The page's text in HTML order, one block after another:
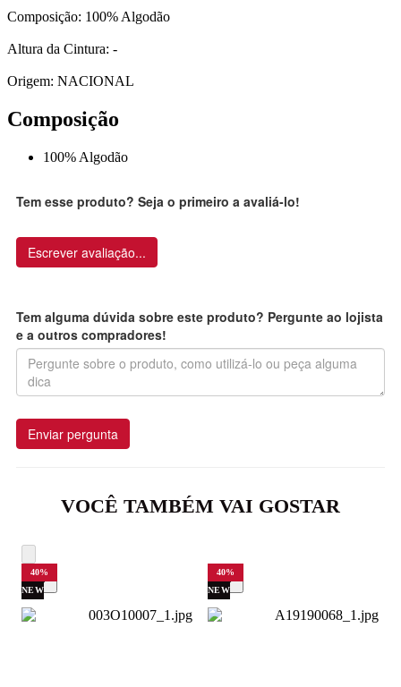
Composição: 100% Algodão
Altura da Cintura: -
Origem: NACIONAL
Composição
100% Algodão
Tem esse produto? Seja o primeiro a avaliá-lo!
Escrever avaliação...
Tem alguma dúvida sobre este produto? Pergunte ao lojista
e a outros compradores!
Enviar pergunta
VOCÊ TAMBÉM VAI GOSTAR
40%
NEW
40%
NEW